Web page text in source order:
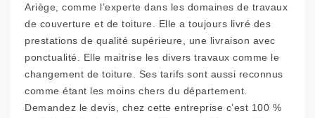
Ariège, comme l’experte dans les domaines de travaux
de couverture et de toiture. Elle a toujours livré des
prestations de qualité supérieure, une livraison avec
ponctualité. Elle maitrise les divers travaux comme le
changement de toiture. Ses tarifs sont aussi reconnus
comme étant les moins chers du département.
Demandez le devis, chez cette entreprise c’est 100 %